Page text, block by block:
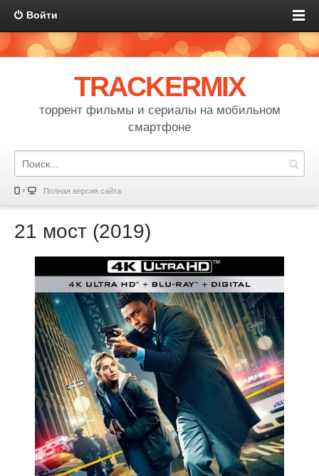
Войти
TRACKERMIX
торрент фильмы и сериалы на мобильном
смартфоне
Полная версия сайта
21 мост (2019)